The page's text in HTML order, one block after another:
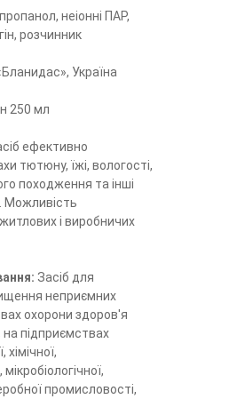
неіонні ПАР,
розчинник
Україна
250 мл
ефективно
тютюну, їжі, вологості,
походження та інші
Можливість
і виробничих
Засіб для
неприємних
охорони здоров'я
на підприємствах
промисловості,